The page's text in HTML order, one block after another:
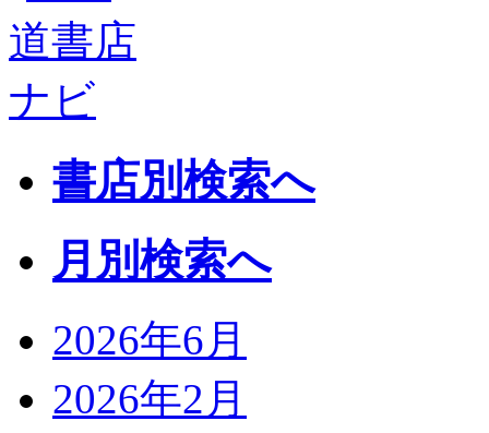
書店別検索へ
月別検索へ
2026年6月
2026年2月